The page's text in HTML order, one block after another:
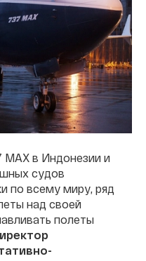
в Индонезии и
судов
по всему миру, ряд
над своей
полеты